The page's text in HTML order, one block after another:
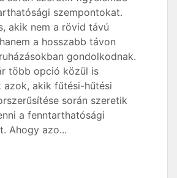
szempontokat.
akik nem a rövid távú
a hosszabb távon
gondolkodnak.
több opció közül is
azok, akik fűtési-hűtési
során szeretik
a fenntarthatósági
Ahogy azo...